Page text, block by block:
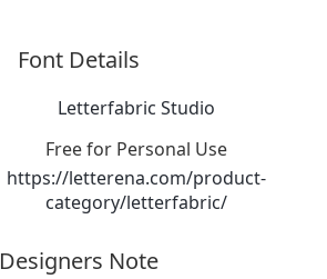
Font Details
Letterfabric Studio
Free for Personal Use
https://letterena.com/product-
category/letterfabric/
Designers Note